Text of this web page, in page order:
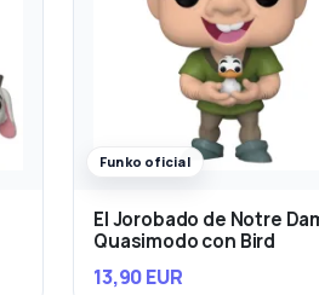
Funko oficial
El Jorobado de Notre
Quasimodo con Bird
13,90 EUR